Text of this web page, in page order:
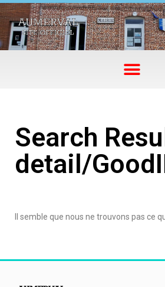
Search
detail/
Il semble que nous ne trouvons pas ce